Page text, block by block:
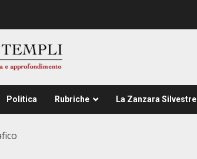
Politica Rubriche La Zanzara Silvestre